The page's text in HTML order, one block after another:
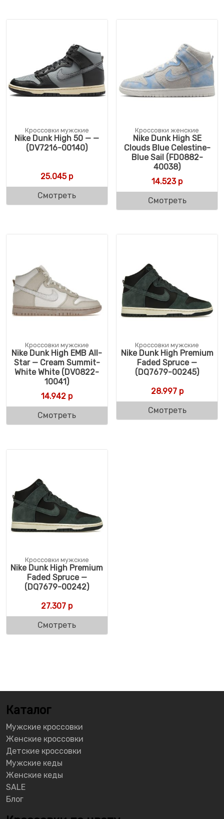
Кроссовки мужские
Nike Dunk High 50 — —
(DV7216-00140)
25.045р
Смотреть
Кроссовки женские
Nike Dunk High SE
Clouds Blue Celestine-
Blue Sail (FD0882-
40038)
14.523р
Смотреть
Кроссовки мужские
Nike Dunk High EMB All-
Star — Cream Summit-
White White (DV0822-
10041)
14.942 р
Смотреть
Кроссовки мужские
Nike Dunk High Premium
Faded Spruce —
(DQ7679-00245)
28.997р
Смотреть
Кроссовки мужские
Nike Dunk High Premium
Faded Spruce —
(DQ7679-00242)
27.307 р
Смотреть
Каталог
Мужские кроссовки
Женские кроссовки
Детские кроссовки
Мужские кеды
Женские кеды
SALE
Блог